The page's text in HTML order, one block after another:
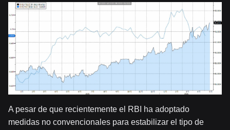
A pesar de que recientemente el RBI ha adoptado
medidas no convencionales para estabilizar el tipo de